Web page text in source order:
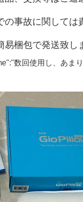
事故に関しては
梱包で発送致し
数回使用し、あま